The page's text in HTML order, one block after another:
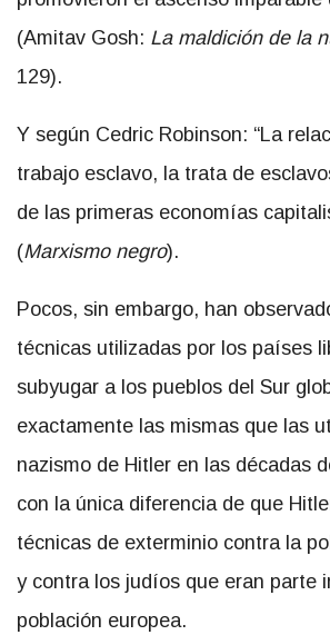
(Amitav Gosh: La maldición de la
129).
Y según Cedric Robinson: “La
trabajo esclavo, la trata de
de las primeras economías
(Marxismo negro).
Pocos, sin embargo, han
técnicas utilizadas por los países
subyugar a los pueblos del Sur
exactamente las mismas que las
nazismo de Hitler en las décadas
con la única diferencia de que
técnicas de exterminio contra la
y contra los judíos que eran parte
población europea.